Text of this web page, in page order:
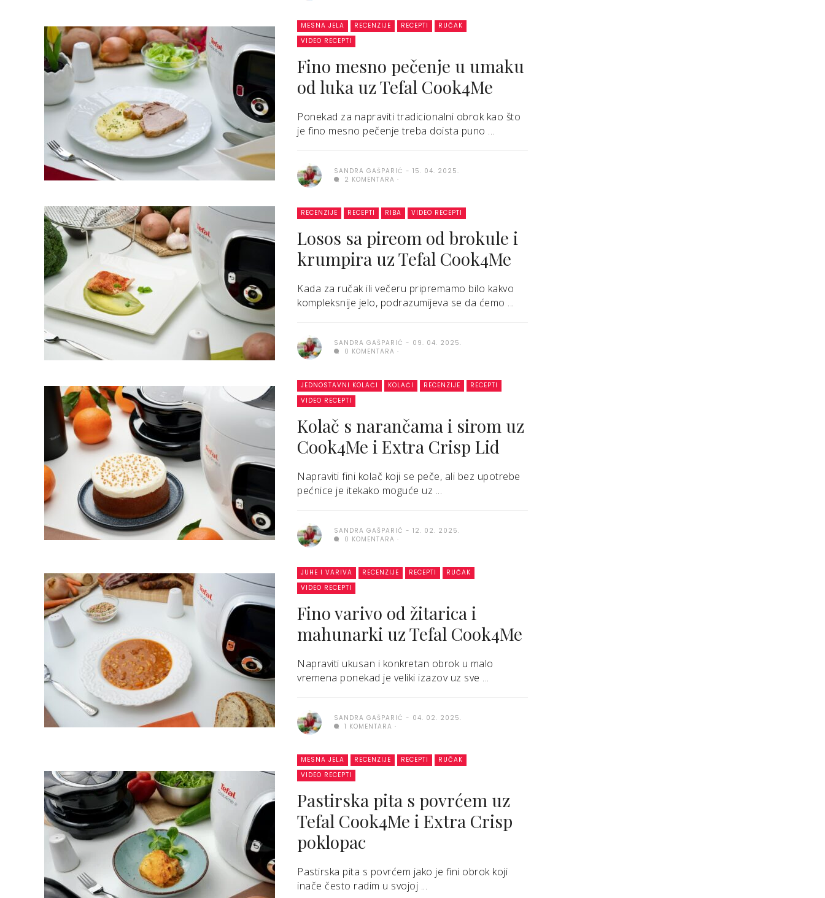
MESNA JELA RECENZIJE RECEPTI
RUČAK
VIDEO RECEPTI
Fino mesno pečenje u umaku
od luka uz Tefal Cook4Me
Ponekad za napraviti tradicionalni obrok kao što
je fino mesno pečenje treba doista puno ...
SANDRA GAŠPARIĆ
15. 04. 2025.
2 KOMENTARA
RECENZIJE RECEPTI RIBA VIDEO RECEPTI
Losos sa pireom od brokule i
krumpira uz Tefal Cook4Me
Kada za ručak ili večeru pripremamo bilo kakvo
kompleksnije jelo, podrazumijeva se da ćemo ...
SANDRA GAŠPARIĆ
09. 04. 2025.
0 KOMENTARA
JEDNOSTAVNI KOLAČI KOLAČI RECENZIJE
RECEPTI
VIDEO RECEPTI
Kolač s narančama i sirom uz
Cook4Me i Extra Crisp Lid
Napraviti fini kolač koji se peče, ali bez upotrebe
pećnice je itekako moguće uz ...
SANDRA GAŠPARIĆ
12. 02. 2025.
0 KOMENTARA
JUHE I VARIVA RECENZIJE RECEPTI
RUČAK
VIDEO RECEPTI
Fino varivo od žitarica i
mahunarki uz Tefal Cook4Me
Napraviti ukusan i konkretan obrok u malo
vremena ponekad je veliki izazov uz sve ...
SANDRA GAŠPARIĆ
04. 02. 2025.
1 KOMENTARA
MESNA JELA RECENZIJE RECEPTI
RUČAK
VIDEO RECEPTI
Pastirska pita s povrćem uz
Tefal Cook4Me i Extra Crisp
poklopac
Pastirska pita s povrćem jako je fini obrok koji
inače često radim u svojoj ...